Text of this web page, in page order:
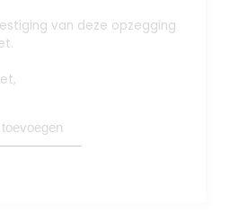
van deze opzegging